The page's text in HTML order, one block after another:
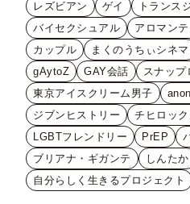
レズビアン ゲイ
トランス
バイセクシュアル
アロマン
カップル
まくのうちぃシネマ
gAytoZ
GAY会話 スナップ
東京アイスクリーム男子
ジブンヒストリー
チヒロッ
LGBTフレンドリー
PrEP
ブリアナ・ギガンテ
しんたか
自分らしく生きるプロジェクト